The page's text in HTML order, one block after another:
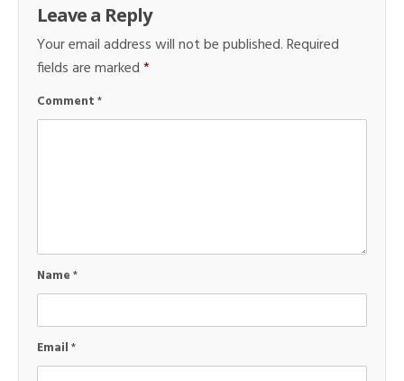
Leave a Reply
Your email address will not be published.Required
fields are marked*
Comment*
Name*
Email*